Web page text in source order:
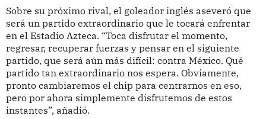
Sobre su próximo rival, el goleador inglés aseveró que
será un partido extraordinario que le tocará enfrentar
en el Estadio Azteca. “Toca disfrutar el momento,
regresar, recuperar fuerzas y pensar en el siguiente
partido, que será aún más difícil: contra México. Qué
partido tan extraordinario nos espera. Obviamente,
pronto cambiaremos el chip para centrarnos en eso,
pero por ahora simplemente disfrutemos de estos
instantes”, añadió.